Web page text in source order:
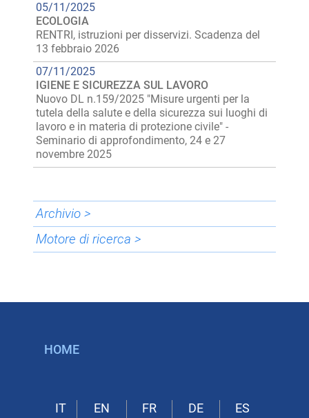
05/11/2025
ECOLOGIA
RENTRI, istruzioni per disservizi. Scadenza del
13 febbraio 2026
07/11/2025
IGIENE E SICUREZZA SUL LAVORO
Nuovo DL n.159/2025 "Misure urgenti per la
tutela della salute e della sicurezza sui luoghi di
lavoro e in materia di protezione civile" -
Seminario di approfondimento, 24 e 27
novembre 2025
Archivio >
Motore di ricerca >
HOME